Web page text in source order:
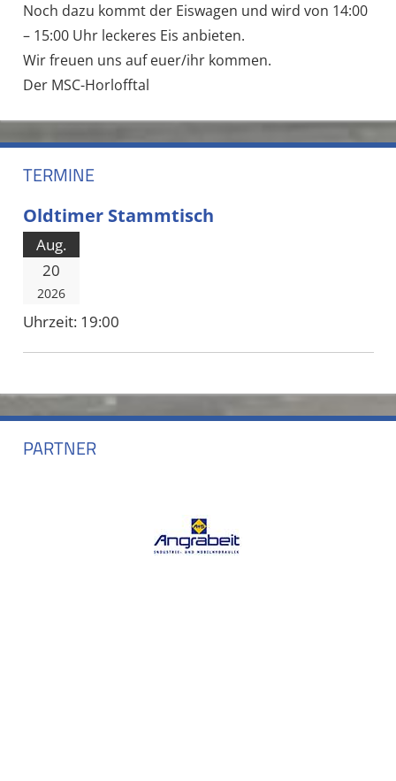
Noch dazu kommt der Eiswagen und wird von 14:00
– 15:00 Uhr leckeres Eis anbieten.
Wir freuen uns auf euer/ihr kommen.
Der MSC-Horlofftal
TERMINE
Oldtimer Stammtisch
Aug.
20
2026
Uhrzeit: 19:00
PARTNER